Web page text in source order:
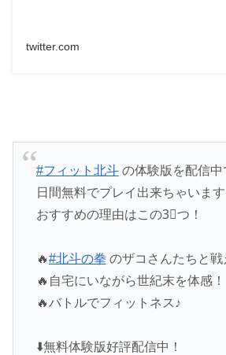
twitter.com
#フィット北斗の体験版を配信中
日間無料でプレイ出来ちゃいます
おすすめの理由はこの3⃣つ！
🔥#北斗の拳 のザコさんたちと戦
🔥自宅にいながら世紀末を体感！
🔥バトルでフィットネス♪
⬇️無料体験版好評配信中！